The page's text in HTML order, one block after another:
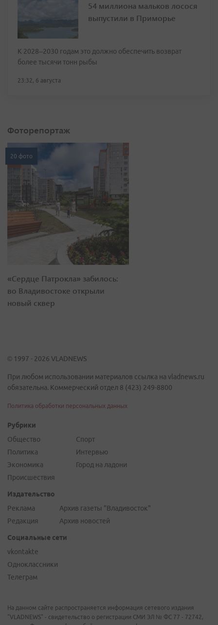
54 миллиона мальков лосося
выпустили в Приморье
К 2028–2030 годам это должно обеспечить возврат
более тысячи тонн рыбы
23:32, 6 августа
Фоторепортаж
20 фото
«Сердце Патрокла» забилось:
во Владивостоке открыли
новый сквер
© 1997 - 2026 VLADNEWS
При любом использовании материалов ссылка на vladnews.ru
обязательна. Коммерческий отдел 8 (423) 249-8800
Политика обработки персональных данных
Рубрики
Общество
Политика
Экономика
Происшествия
Спорт
Интервью
Город на ладони
Издательство
Реклама
Редакция
Архив газеты "Владивосток"
Архив новостей
Социальные сети
vkontakte
Одноклассники
Телеграм
На данном сайте распространяется информация сетевого издания
"VLADNEWS" - свидетельство о регистрации СМИ ЭЛ № ФС 77 - 72742,